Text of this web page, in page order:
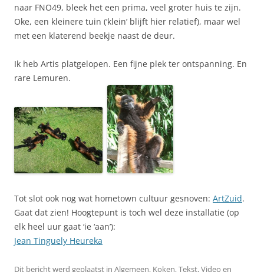
naar FNO49, bleek het een prima, veel groter huis te zijn.
Oke, een kleinere tuin (‘klein’ blijft hier relatief), maar wel
met een klaterend beekje naast de deur.
Ik heb Artis platgelopen. Een fijne plek ter ontspanning. En
rare Lemuren.
Tot slot ook nog wat hometown cultuur gesnoven: ArtZuid.
Gaat dat zien! Hoogtepunt is toch wel deze installatie (op
elk heel uur gaat ‘ie ‘aan’):
Jean Tinguely Heureka
Dit bericht werd geplaatst in Algemeen, Koken,Tekst,Video en